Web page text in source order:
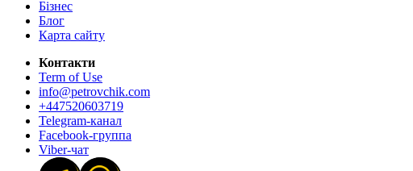
Бізнес
Блог
Карта сайту
Контакти
Term of Use
info@petrovchik.com
+447520603719
Telegram-канал
Facebook-группа
Viber-чат